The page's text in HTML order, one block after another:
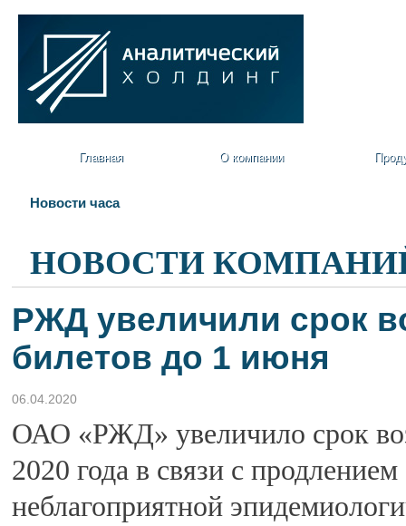
Главная О компании
Новости часа
НОВОСТИ
РЖД увеличили срок
билетов до 1 июня
06.04.2020
ОАО «РЖД» увеличило срок
2020 года в связи с
неблагоприятной